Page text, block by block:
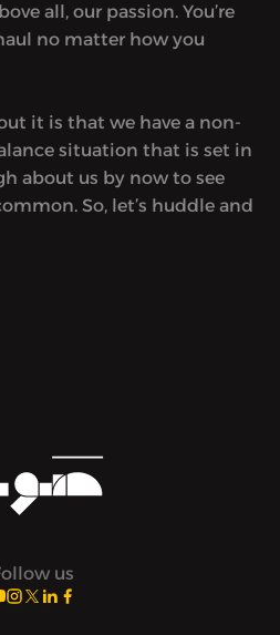
all, our passion. You’re
no matter how you
it is that we have a non-
situation that is set in
about us by now to see
So, let’s huddle and
us